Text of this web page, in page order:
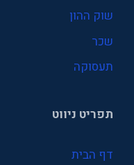
שוק ההון
שכר
תעסוקה
תפריט ניווט
דף הבית